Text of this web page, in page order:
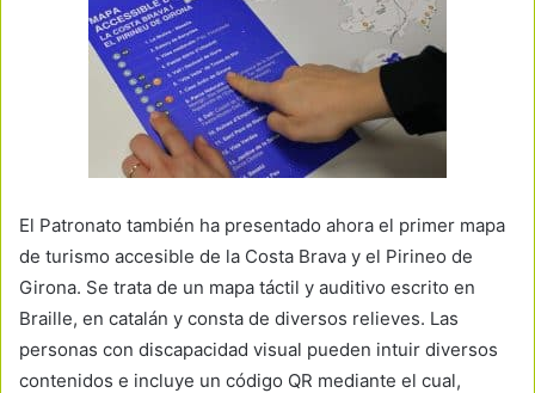
El Patronato también ha presentado ahora el primer mapa
de turismo accesible de la Costa Brava y el Pirineo de
Girona. Se trata de un mapa táctil y auditivo escrito en
Braille, en catalán y consta de diversos relieves. Las
personas con discapacidad visual pueden intuir diversos
contenidos e incluye un código QR mediante el cual,